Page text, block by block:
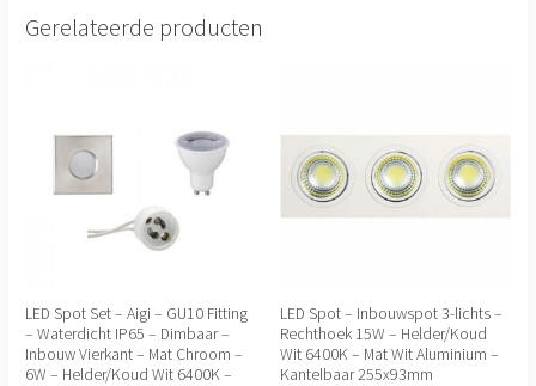
Gerelateerde producten
LED Spot Set – Aigi – GU10 Fitting
– Waterdicht IP65 – Dimbaar –
Inbouw Vierkant – Mat Chroom –
6W – Helder/Koud Wit 6400K –
LED Spot – Inbouwspot 3-lichts –
Rechthoek 15W – Helder/Koud
Wit 6400K – Mat Wit Aluminium –
Kantelbaar 255x93mm